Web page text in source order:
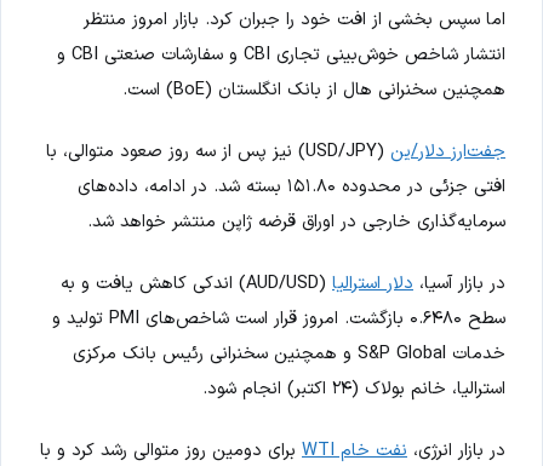
اما سپس بخشی از افت خود را جبران کرد. بازار امروز منتظر
انتشار شاخص خوش‌بینی تجاری CBI و سفارشات صنعتی CBI و
همچنین سخنرانی هال از بانک انگلستان (BoE) است.
جفت‌ارز دلار/ین
(USD/JPY) نیز پس از سه روز صعود متوالی، با
افتی جزئی در محدوده ۱۵۱.۸۰ بسته شد. در ادامه، داده‌های
سرمایه‌گذاری خارجی در اوراق قرضه ژاپن منتشر خواهد شد.
در بازار آسیا، دلار استرالیا
(AUD/USD) اندکی کاهش یافت و به
سطح ۰.۶۴۸۰ بازگشت. امروز قرار است شاخص‌های PMI تولید و
خدمات S&P Global و همچنین سخنرانی رئیس بانک مرکزی
استرالیا، خانم بولاک (۲۴ اکتبر) انجام شود.
در بازار انرژی، نفت خام WTI
برای دومین روز متوالی رشد کرد و با